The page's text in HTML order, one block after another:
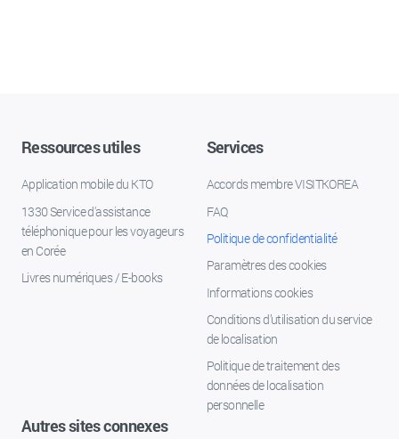
Ressources utiles
Application mobile du KTO
1330 Service d'assistance
téléphonique pour les voyageurs
en Corée
Livres numériques / E-books
Services
Accords membre VISITKOREA
FAQ
Politique de confidentialité
Paramètres des cookies
Informations cookies
Conditions d’utilisation du service
de localisation
Politique de traitement des
données de localisation
personnelle
Autres sites connexes